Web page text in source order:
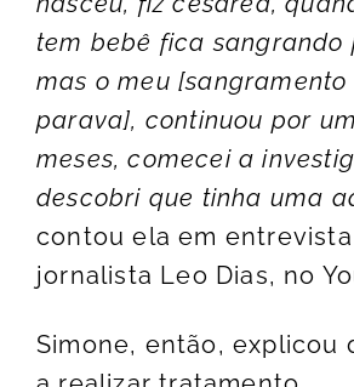
tem bebê fica sangrando
mas o meu [sangramento
parava], continuou por
meses, comecei a
descobri que tinha uma
contou ela em
jornalista Leo Dias, no
Simone, então, explicou